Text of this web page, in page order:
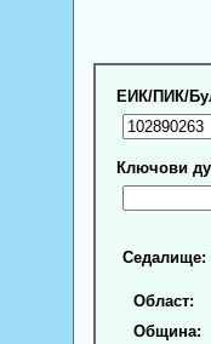
ЕИК/ПИК/
Ключови
Седалище:
Област:
Община: